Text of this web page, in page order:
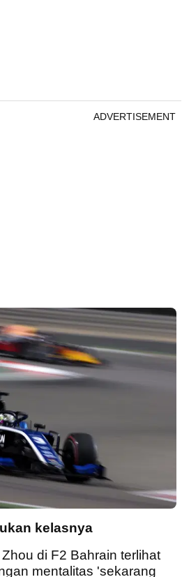
ADVERTISEMENT
kelasnya
di F2 Bahrain terlihat
mentalitas 'sekarang